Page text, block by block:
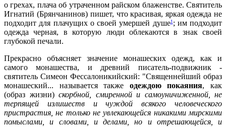
о грехах, плача об утраченном райском блаженстве. Святитель
Игнатий (Брянчанинов) пишет, что красивая, яркая одежда не
подходит для плачущих о своей умершей душе1; им подходит
одежда черная, в которую люди облекаются в знак своей
глубокой печали.
Прекрасно объясняет значение монашеских одежд, как и
самого монашества, и древний писатель-подвижник -
святитель Симеон Фессалоникийский: "Священнейший образ
монашеский... называется также одеждою покаяния, как
(образ жизни) скорбной, смиренной и самоуничиженной, не
терпящей излишеств и чуждой всякого человеческого
пристрастия, не только не увлекающейся никакими мирскими
помыслами, и словами, и делами, но и отрешающейся, и